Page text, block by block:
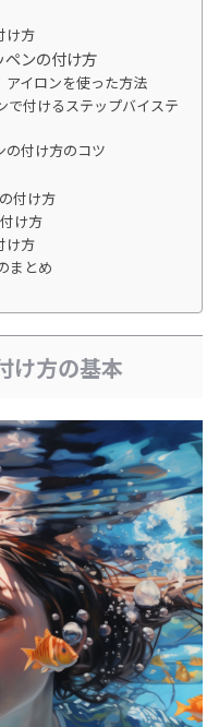
け方
ペンの付け方
イロンを使った方法
で付けるステップバイステ
の付け方のコツ
付け方
け方
け方
まとめ
け方の基本